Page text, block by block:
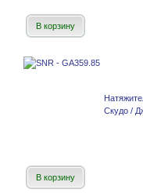
В корзину
Скудо /
В корзину